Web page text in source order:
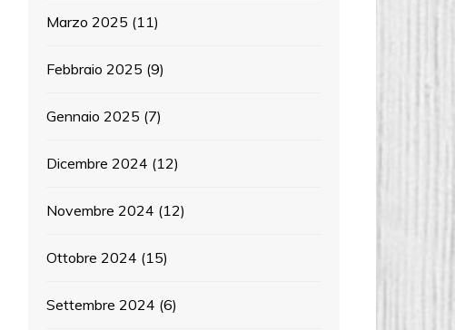
Marzo 2025 (11)
Febbraio 2025 (9)
Gennaio 2025 (7)
Dicembre 2024 (12)
Novembre 2024 (12)
Ottobre 2024 (15)
Settembre 2024 (6)